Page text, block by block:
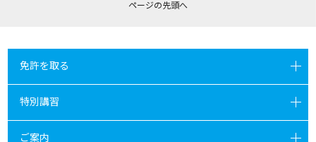
ページの先頭へ
免許を取る
特別講習
ご案内